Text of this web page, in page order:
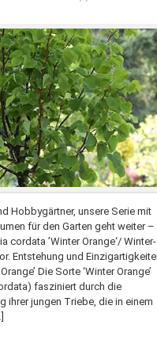
Hobbygärtner, unsere Serie mit
für den Garten geht weiter –
cordata ’Winter Orange‘/ Winter-
Entstehung und
Die Sorte ‘Winter Orange’
fasziniert durch die
ihrer jungen Triebe, die in einem